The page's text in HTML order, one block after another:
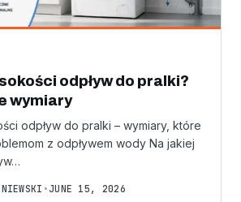
odpływ do pralki?
wymiary
odpływ do pralki – wymiary, które
z odpływem wody Na jakiej
• JUNE 15, 2026